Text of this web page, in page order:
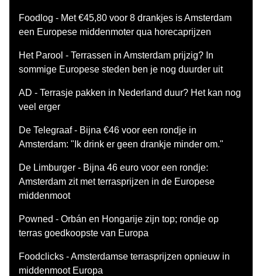
Foodlog - Met €45,80 voor 8 drankjes is Amsterdam
een Europese middenmoter qua horecaprijzen
Het Parool - Terrassen in Amsterdam prijzig? In
sommige Europese steden ben je nog duurder uit
AD - Terrasje pakken in Nederland duur? Het kan nog
veel erger
De Telegraaf - Bijna €46 voor een rondje in
Amsterdam: "Ik drink er geen drankje minder om."
De Limburger - Bijna 46 euro voor een rondje:
Amsterdam zit met terrasprijzen in de Europese
middenmoot
Powned - Orbán en Hongarije zijn top; rondje op
terras goedkoopste van Europa
Foodclicks - Amsterdamse terrasprijzen opnieuw in
middenmoot Europa